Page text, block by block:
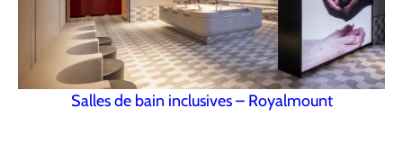
Salles de bain inclusives – Royalmount